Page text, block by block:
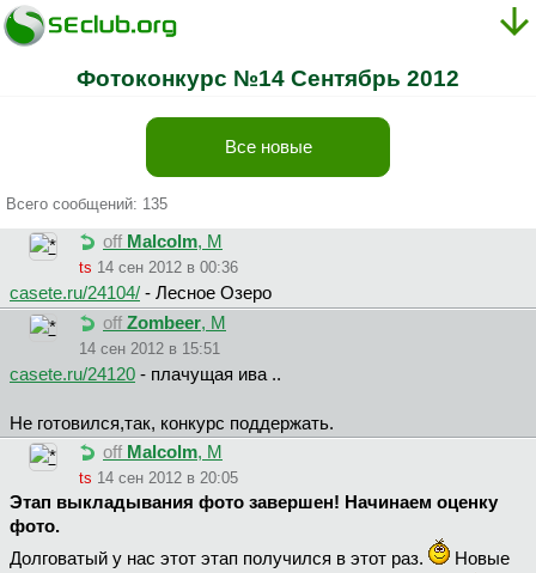
Фотоконкурс №14 Сентябрь 2012
Все новые
Всего сообщений: 135
off Malcolm, М
ts 14 сен 2012 в 00:36
casete.ru/24104/ - Лесное Озеро
off Zombeer, М
14 сен 2012 в 15:51
casete.ru/24120 - плачущая ива ..
Не готовился,так, конкурс поддержать.
off Malcolm, М
ts 14 сен 2012 в 20:05
Этап выкладывания фото завершен! Начинаем оценку
фото.
Долговатый у нас этот этап получился в этот раз.
Новые